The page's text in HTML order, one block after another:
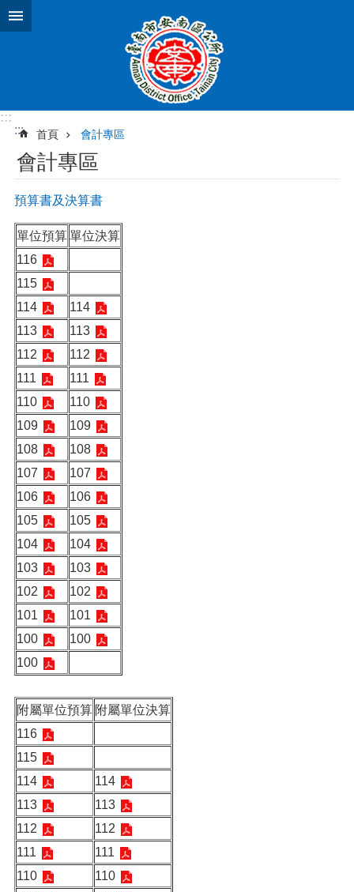
跳到主要內容區塊
:::
:::
首頁 會計專區
會計專區
預算書及決算書
單位預算單位決算
116
115
114
114
113
113
112
112
111
111
110
110
109
109
108
108
107
107
106
106
105
105
104
104
103
103
102
102
101
101
100
100
100
附屬單位預算 附屬單位決算
116
115
114
114
113
113
112
112
111
111
110
110